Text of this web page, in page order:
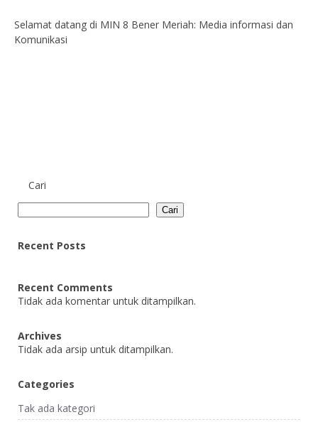
Selamat datang di MIN 8 Bener Meriah: Media informasi dan
Komunikasi
Cari
Cari
Recent Posts
Recent Comments
Tidak ada komentar untuk ditampilkan.
Archives
Tidak ada arsip untuk ditampilkan.
Categories
Tak ada kategori